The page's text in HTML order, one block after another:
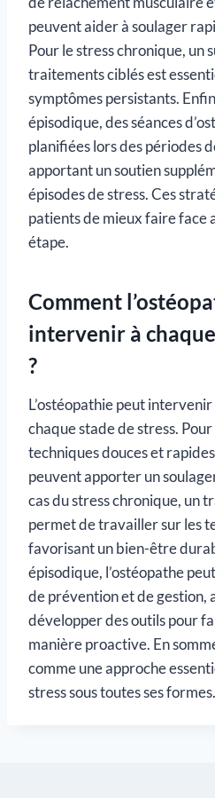
peuvent aider à soulager
Pour le stress chronique, un
traitements ciblés est
symptômes persistants.
épisodique, des séances
planifiées lors des périodes
apportant un soutien
épisodes de stress. Ces
patients de mieux faire face
étape.
Comment
intervenir à
?
L’ostéopathie peut
chaque stade de stress.
techniques douces et
peuvent apporter un
cas du stress chronique, un
permet de travailler sur les
favorisant un bien-être
épisodique, l’ostéopathe
de prévention et de gestion,
développer des outils pour
manière proactive. En
comme une approche
stress sous toutes ses formes.